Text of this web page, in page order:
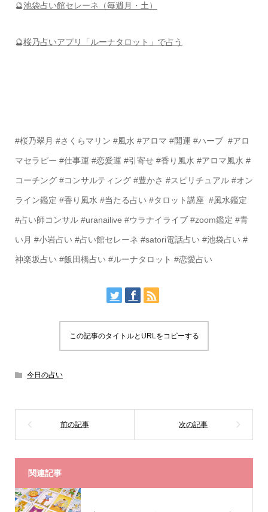
🔮池袋占い館セレーネ（毎週月・土）
🔮桜乃占いアプリ「ルーナタロット」で占う
#桜乃翠月 #さくらマリン #風水 #アロマ #開運 #ハーブ #アロ
マセラピー #仕事運 #恋愛運 #引寄せ #香り風水 #アロマ風水 #
コーチング #コンサルティング #豊かさ #スピリチュアル #オン
ライン鑑定 #香り風水 #当たる占い #タロット講座 #風水鑑定
#占い師コンサル #uranailive #ウラナイライブ #zoom鑑定 #青
い月 #小岩占い #占い館セレーネ #satori電話占い #池袋占い #
神楽坂占い #飯田橋占い #ルーナタロット #恋愛占い
この記事のタイトルとURLをコピーする
今日の占い
関連記事